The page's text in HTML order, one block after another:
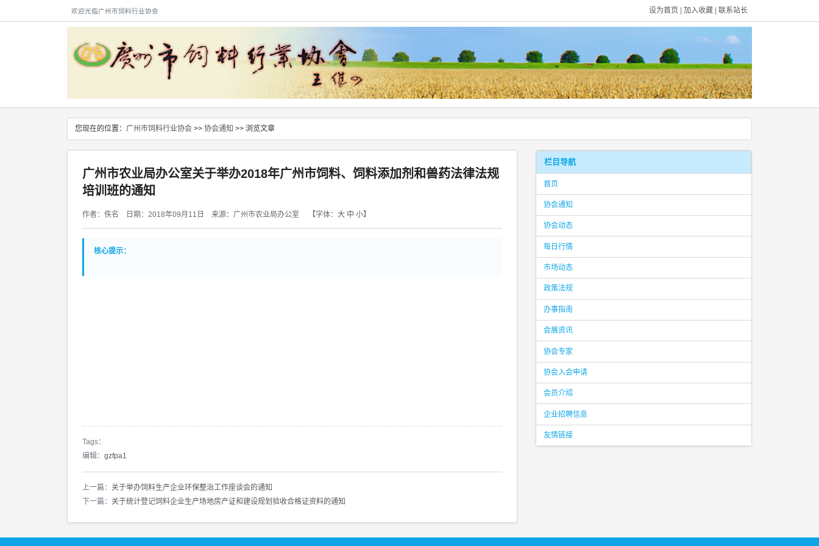
欢迎光临广州市饲料行业协会 设为首页 加入收藏 联系站长
您现在的位置： 广州市饲料行业协会 >> 协会通知 >> 浏览文章
广州市农业局办公室关于举办2018年广州市饲料、饲料添加剂和兽药法律法规
培训班的通知
作者：佚名 日期：2018年09月11日 来源：广州市农业局办公室 【字体： 大 中 小】
核心提示：
Tags：
编辑： gzfpa1
上一篇： 关于举办饲料生产企业环保整治工作座谈会的通知
下一篇： 关于统计登记饲料企业生产场地房产证和建设规划验收合格证资料的通知
栏目导航
首页
协会通知
协会动态
每日行情
市场动态
政策法规
办事指南
会展资讯
协会专家
协会入会申请
会员介绍
企业招聘信息
友情链接